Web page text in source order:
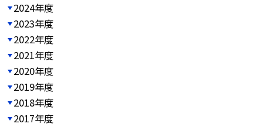
2024年度
2023年度
2022年度
2021年度
2020年度
2019年度
2018年度
2017年度